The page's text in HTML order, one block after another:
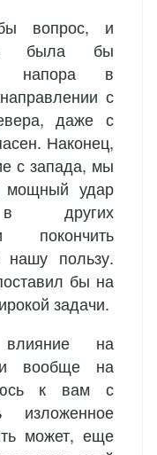
вопрос, и
была бы
напора в
с
даже с
Наконец,
с запада, мы
мощный удар
в других
покончить
пользу.
бы на
задачи.
на
вообще на
к вам с
изложенное
может, еще